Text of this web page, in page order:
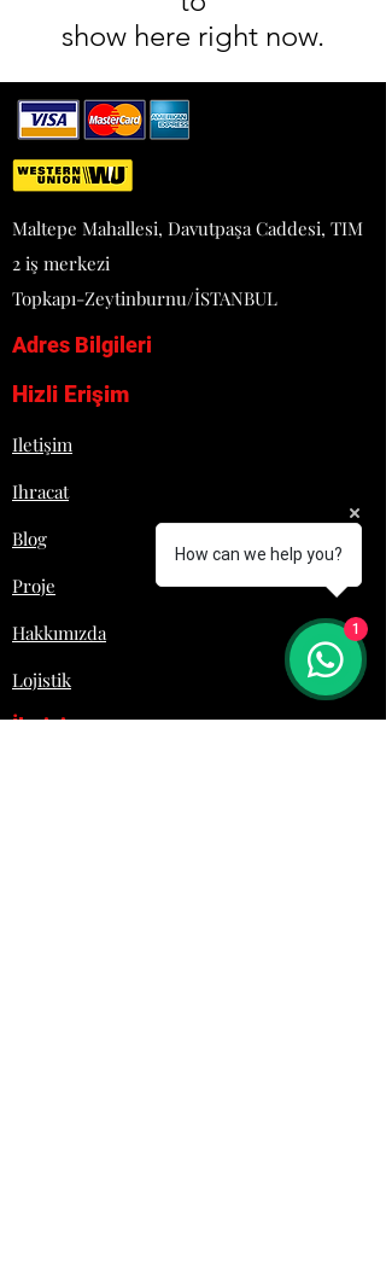
show here right now.
Maltepe Mahallesi, Davutpaşa Caddesi, TIM
2 iş merkezi
Topkapı-Zeytinburnu/İSTANBUL
Adres Bilgileri
Hizli Erişim
Iletişim
Ihracat
Blog
Proje
Hakkımızda
Lojistik
İletişim
How can we help you?
1